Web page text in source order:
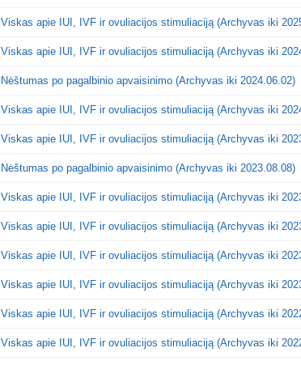
Viskas apie IUI, IVF ir ovuliacijos stimuliaciją (Archyvas iki
Viskas apie IUI, IVF ir ovuliacijos stimuliaciją (Archyvas iki
Nėštumas po pagalbinio apvaisinimo (Archyvas iki 2024.06.02)
Viskas apie IUI, IVF ir ovuliacijos stimuliaciją (Archyvas iki
Viskas apie IUI, IVF ir ovuliacijos stimuliaciją (Archyvas iki
Nėštumas po pagalbinio apvaisinimo (Archyvas iki 2023.08.08)
Viskas apie IUI, IVF ir ovuliacijos stimuliaciją (Archyvas iki
Viskas apie IUI, IVF ir ovuliacijos stimuliaciją (Archyvas iki
Viskas apie IUI, IVF ir ovuliacijos stimuliaciją (Archyvas iki
Viskas apie IUI, IVF ir ovuliacijos stimuliaciją (Archyvas iki
Viskas apie IUI, IVF ir ovuliacijos stimuliaciją (Archyvas iki
Viskas apie IUI, IVF ir ovuliacijos stimuliaciją (Archyvas iki